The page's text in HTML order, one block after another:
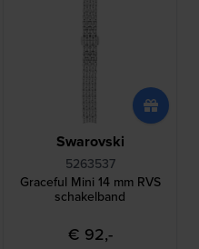
Swarovski
5263537
Graceful Mini 14 mm RVS
schakelband
€ 92,-